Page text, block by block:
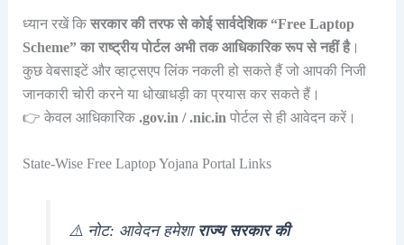
ध्यान रखें कि सरकार की तरफ से कोई सार्वदेशिक “Free Laptop
Scheme” का राष्ट्रीय पोर्टल अभी तक आधिकारिक रूप से नहीं है।
कुछ वेबसाइटें और व्हाट्सएप लिंक नकली हो सकते हैं जो आपकी निजी
जानकारी चोरी करने या धोखाधड़ी का प्रयास कर सकते हैं।
👉 केवल आधिकारिक .gov.in / .nic.in पोर्टल से ही आवेदन करें।
State-Wise Free Laptop Yojana Portal Links
⚠️ नोट: आवेदन हमेशा राज्य सरकार की